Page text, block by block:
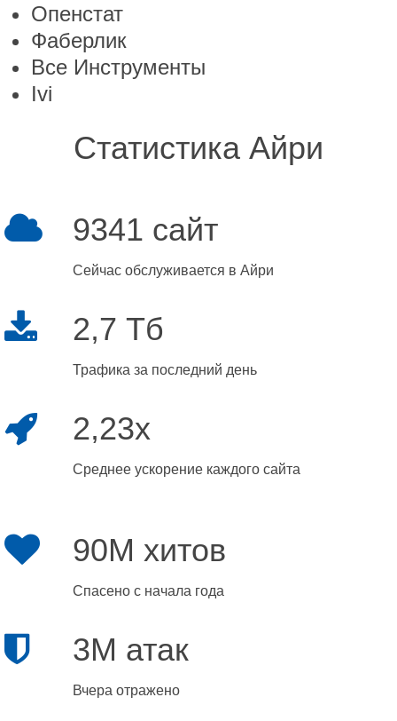
Опенстат
Фаберлик
Все Инструменты
Ivi
Статистика Айри
9341 сайт
Сейчас обслуживается в Айри
2,7 Тб
Трафика за последний день
2,23x
Среднее ускорение каждого сайта
90M хитов
Спасено с начала года
3M атак
Вчера отражено